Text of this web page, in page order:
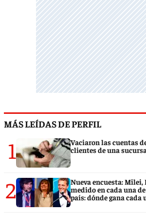
MÁS LEÍDAS DE PERFIL
1
Vaciaron las cuentas
clientes de una
2
Nueva encuesta:
medido en cada una
país: dónde gana cada